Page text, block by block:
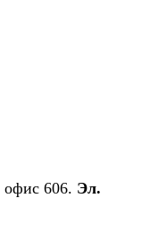
офис 606. Эл.